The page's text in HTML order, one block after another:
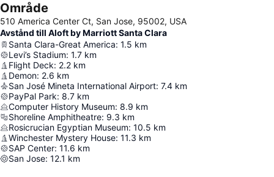
Område
510 America Center Ct, San Jose, 95002, USA
Avstånd till Aloft by Marriott Santa Clara
Santa Clara-Great America: 1.5 km
Levi’s Stadium: 1.7 km
Flight Deck: 2.2 km
Demon: 2.6 km
San José Mineta International Airport: 7.4 km
PayPal Park: 8.7 km
Computer History Museum: 8.9 km
Shoreline Amphitheatre: 9.3 km
Rosicrucian Egyptian Museum: 10.5 km
Winchester Mystery House: 11.3 km
SAP Center: 11.6 km
San Jose: 12.1 km